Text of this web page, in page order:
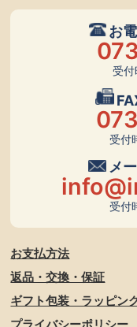
お
受付
受付
メ
受付
お支払方法
返品・交換・保証
ギフト包装・ラッピン